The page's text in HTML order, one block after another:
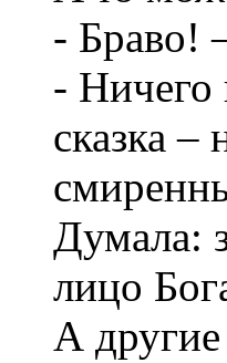
- Браво!
- Ничего
сказка –
Думала:
лицо
А